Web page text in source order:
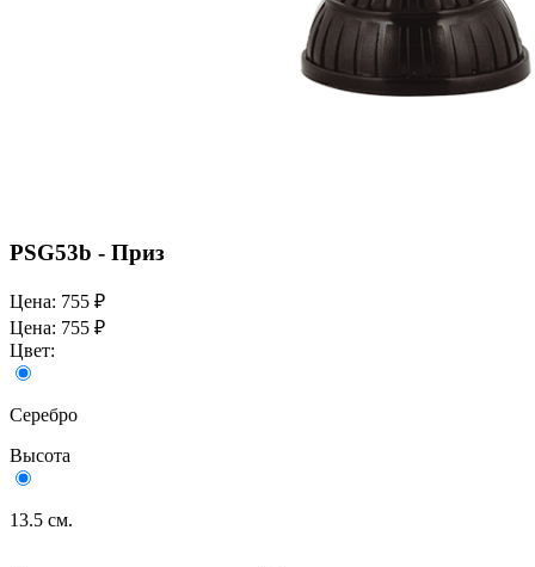
PSG53b - Приз
Цена: 755 ₽
Цена: 755 ₽
Цвет:
Серебро
Высота
13.5 см.